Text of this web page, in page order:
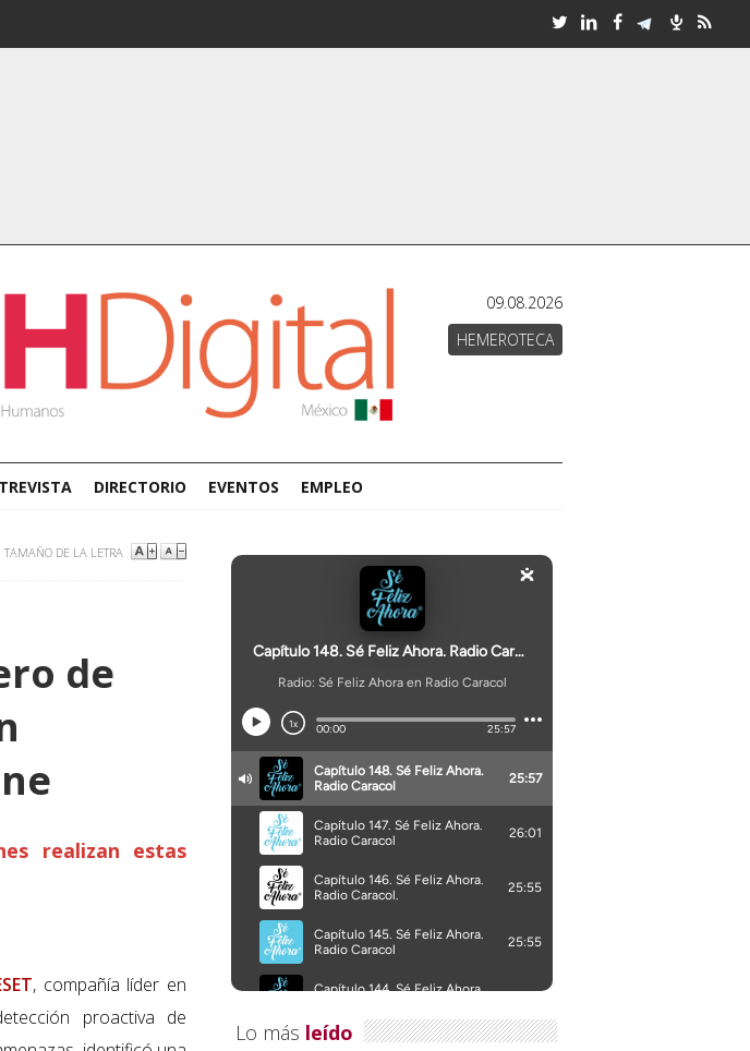
09.08.2026
HEMEROTECA
DIRECTORIO EVENTOS EMPLEO
TAMAÑO DE LA LETRA
de
realizan estas
, compañía líder en
proactiva de
Lo más leído